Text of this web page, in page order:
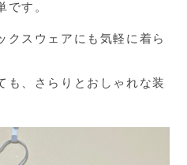
です。
クスウェアにも気軽に着ら
も、さらりとおしゃれな装